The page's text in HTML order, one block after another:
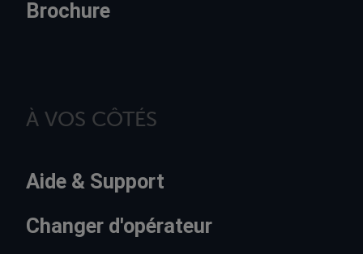
Brochure
À VOS CÔTÉS
Aide & Support
Changer d'opérateur